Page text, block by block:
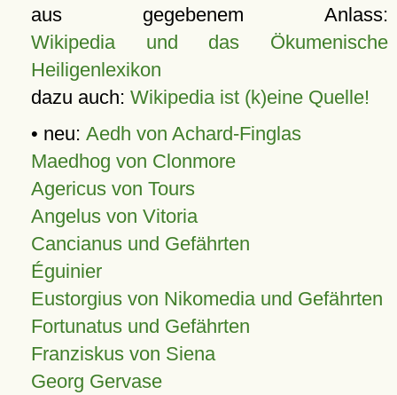
aus gegebenem Anlass:
Wikipedia und das Ökumenische
Heiligenlexikon
dazu auch: Wikipedia ist (k)eine Quelle!
• neu: Aedh von Achard-Finglas
Maedhog von Clonmore
Agericus von Tours
Angelus von Vitoria
Cancianus und Gefährten
Éguinier
Eustorgius von Nikomedia und Gefährten
Fortunatus und Gefährten
Franziskus von Siena
Georg Gervase